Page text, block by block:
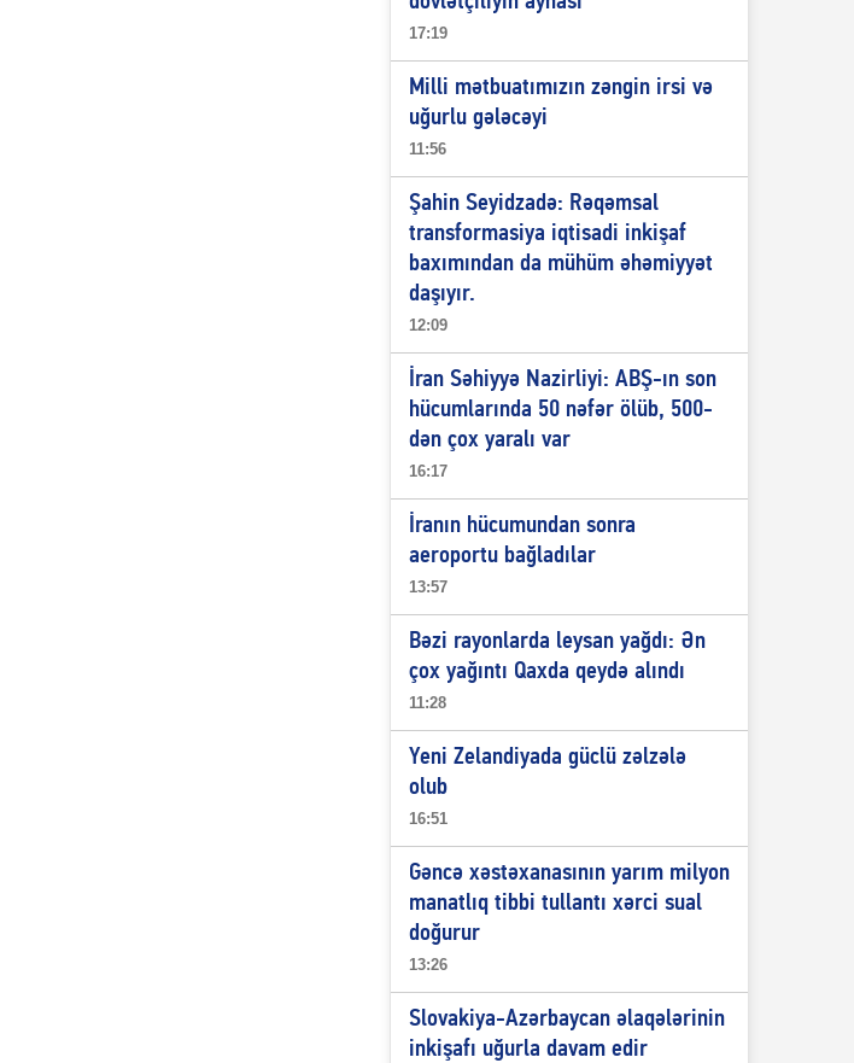
17:19
Milli mətbuatımızın zəngin irsi və
uğurlu gələcəyi
11:56
Şahin Seyidzadə: Rəqəmsal
transformasiya iqtisadi inkişaf
baxımından da mühüm əhəmiyyət
daşıyır.
12:09
İran Səhiyyə Nazirliyi: ABŞ-ın son
hücumlarında 50 nəfər ölüb, 500-
dən çox yaralı var
16:17
İranın hücumundan sonra
aeroportu bağladılar
13:57
Bəzi rayonlarda leysan yağdı: Ən
çox yağıntı Qaxda qeydə alındı
11:28
Yeni Zelandiyada güclü zəlzələ
olub
16:51
Gəncə xəstəxanasının yarım milyon
manatlıq tibbi tullantı xərci sual
doğurur
13:26
Slovakiya-Azərbaycan əlaqələrinin
inkişafı uğurla davam edir